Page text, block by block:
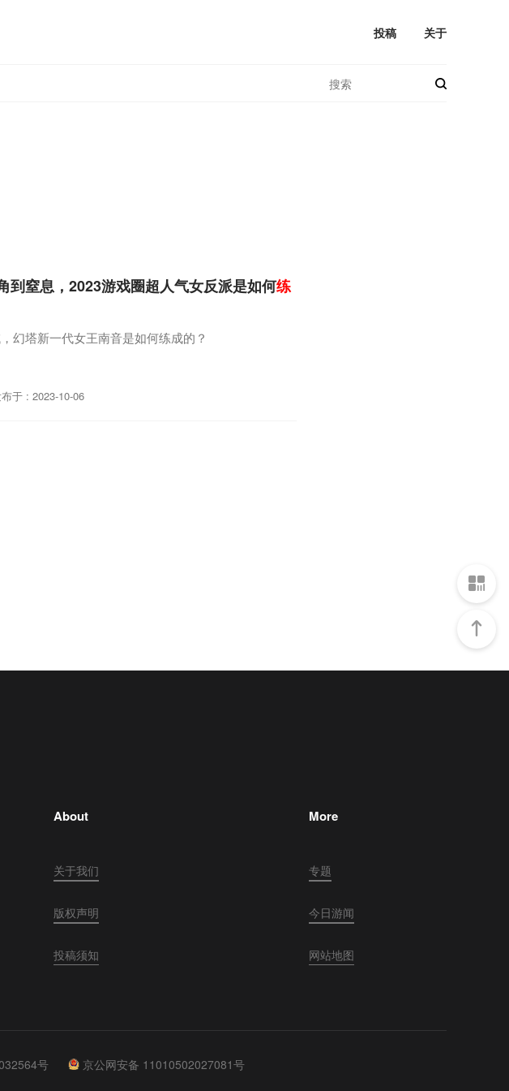
投稿 关于
于 : 2023-10-06
到窒息，2023游戏圈超人气女反派是如何练
幻塔新一代女王南音是如何练成的？
About
关于我们
版权声明
投稿须知
More
专题
今日游闻
网站地图
号 京公网安备 11010502027081号